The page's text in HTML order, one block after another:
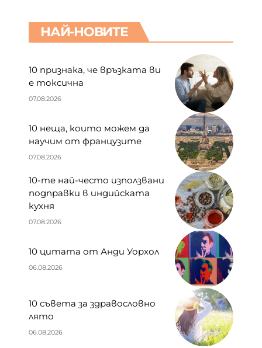
НАЙ-НОВИТЕ
10 признака, че връзката ви
е токсична
07.08.2026
10 неща, които можем да
научим от французите
07.08.2026
10-те най-често използвани
подправки в индийската
кухня
07.08.2026
10 цитата от Анди Уорхол
06.08.2026
10 съвета за здравословно
лято
06.08.2026